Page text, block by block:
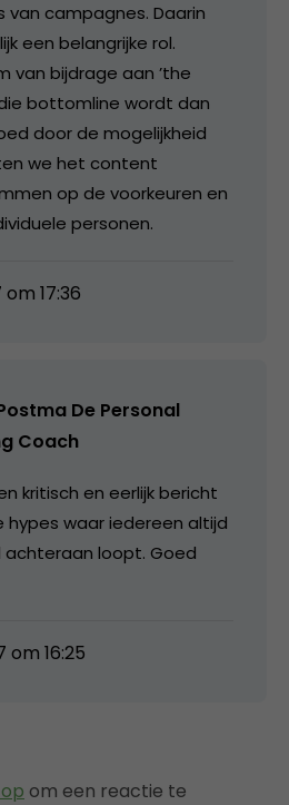
van campagnes. Daarin
een belangrijke rol.
van bijdrage aan ’the
bottomline wordt dan
door de mogelijkheid
we het content
op de voorkeuren en
personen.
17:36
De Personal
Coach
kritisch en eerlijk bericht
hypes waar iedereen altijd
achteraan loopt. Goed
om 16:25
om een reactie te